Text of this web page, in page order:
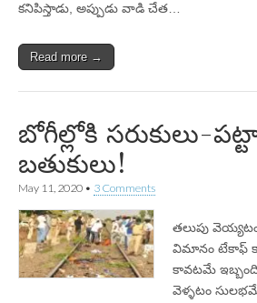
కనిపిస్తాడు, అప్పుడు వాడి చేత…
Read more →
బోగీల్లోకి సరుకులు-
బతుకులు!
May 11, 2020 • 3 Comments
తలుపు
విమానం టేకాఫ్‌
కావటమే
వెళ్ళటం